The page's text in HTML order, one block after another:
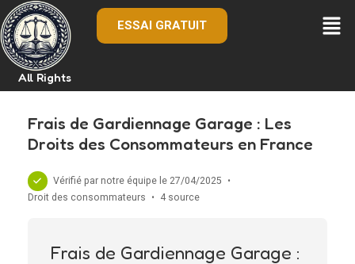
All Rights
ESSAI GRATUIT
Frais de Gardiennage Garage : Les
Droits des Consommateurs en France
Vérifié par notre équipe le 27/04/2025
•
Droit des consommateurs
• 4 source
Frais de Gardiennage Garage :